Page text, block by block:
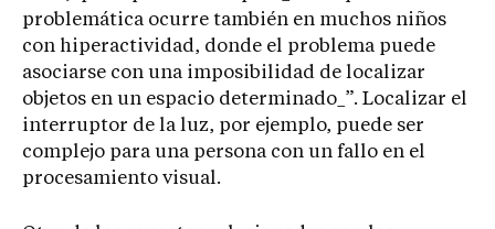
problemática ocurre también en muchos niños
con hiperactividad, donde el problema puede
asociarse con una imposibilidad de localizar
objetos en un espacio determinado_”. Localizar el
interruptor de la luz, por ejemplo, puede ser
complejo para una persona con un fallo en el
procesamiento visual.